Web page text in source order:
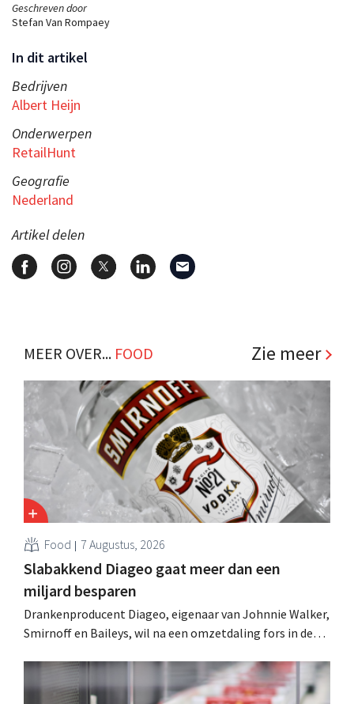
Geschreven door
Stefan Van Rompaey
In dit artikel
Bedrijven
Albert Heijn
Onderwerpen
RetailHunt
Geografie
Nederland
Artikel delen
MEER OVER... FOOD Zie meer
Food 7 Augustus, 2026
Slabakkend Diageo gaat meer dan een
miljard besparen
Drankenproducent Diageo, eigenaar van Johnnie Walker,
Smirnoff en Baileys, wil na een omzetdaling fors in de
andere Guiness en voorgemixte cocktails.